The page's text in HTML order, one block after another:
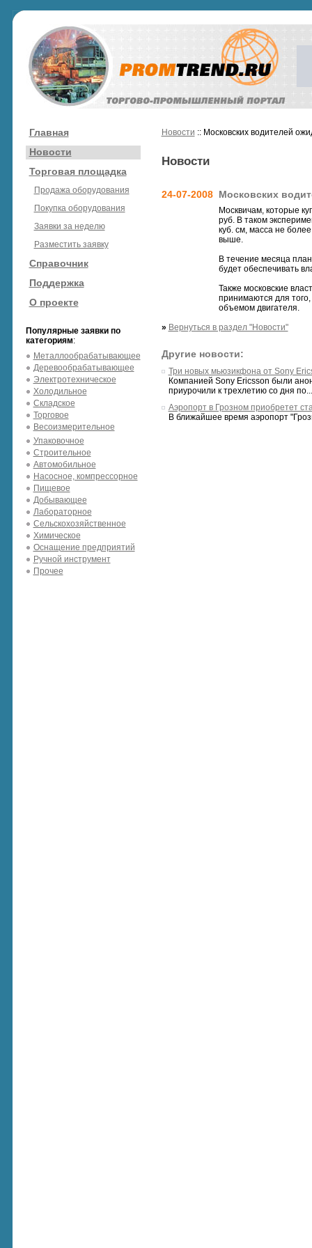
Главная
Новости
Торговая площадка
Продажа оборудования
Покупка оборудования
Заявки за неделю
Разместить заявку
Справочник
Поддержка
О проекте
Популярные заявки по
категориям:
Металлообрабатывающее
Деревообрабатывающее
Электротехническое
Холодильное
Складское
Торговое
Весоизмерительное
Упаковочное
Строительное
Автомобильное
Насосное, компрессорное
Пищевое
Добывающее
Лабораторное
Сельскохозяйственное
Химическое
Оснащение предприятий
Ручной инструмент
Прочее
Новости :: Московских водителей
Новости
24-07-2008 Московских
Москвичам, которые
руб. В таком
куб. см, масса не
выше.
В течение месяца
будет обеспечивать
Также московские
принимаются для
объемом двигателя.
» Вернуться в раздел "Новости"
Другие новости:
Три новых мьюзикфона от Sony
Компанией Sony Ericsson были
приурочили к трехлетию со дня по...
Аэропорт в Грозном приобретет
В ближайшее время аэропорт